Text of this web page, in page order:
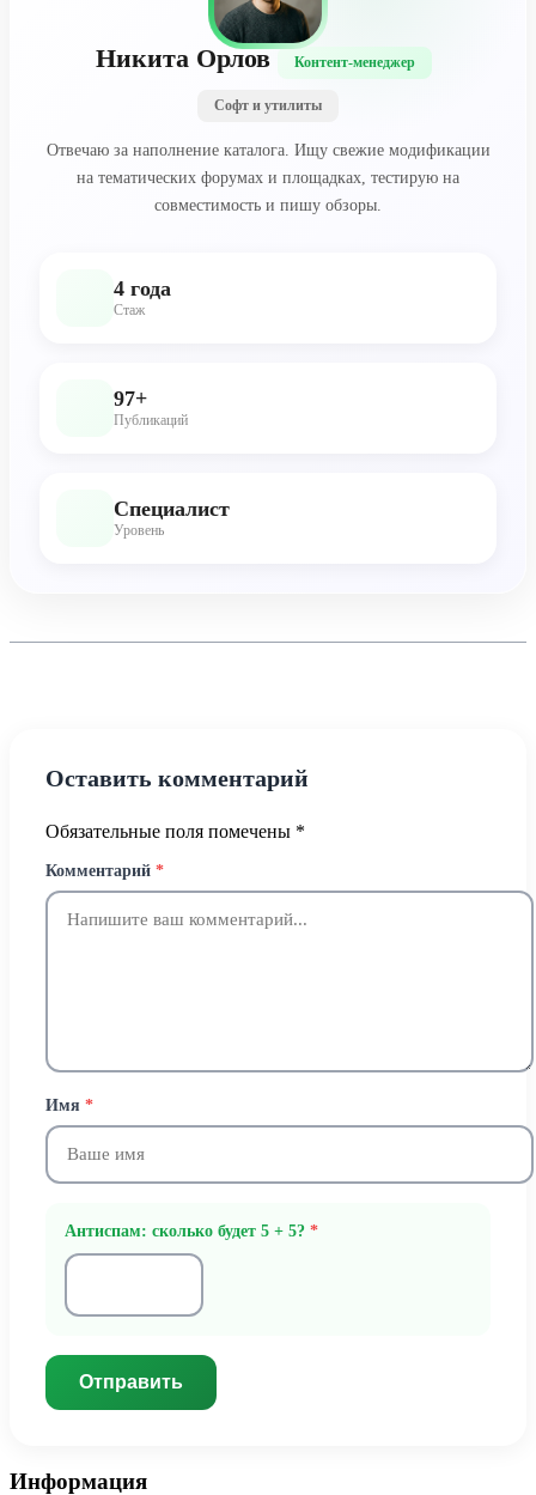
Никита Орлов Контент-менеджер
Софт и утилиты
Отвечаю за наполнение каталога. Ищу свежие модификации
на тематических форумах и площадках, тестирую на
совместимость и пишу обзоры.
4 года
Стаж
97+
Публикаций
Специалист
Уровень
Оставить комментарий
Обязательные поля помечены *
Комментарий *
Имя *
Антиспам: сколько будет 5 + 5? *
Отправить
Информация